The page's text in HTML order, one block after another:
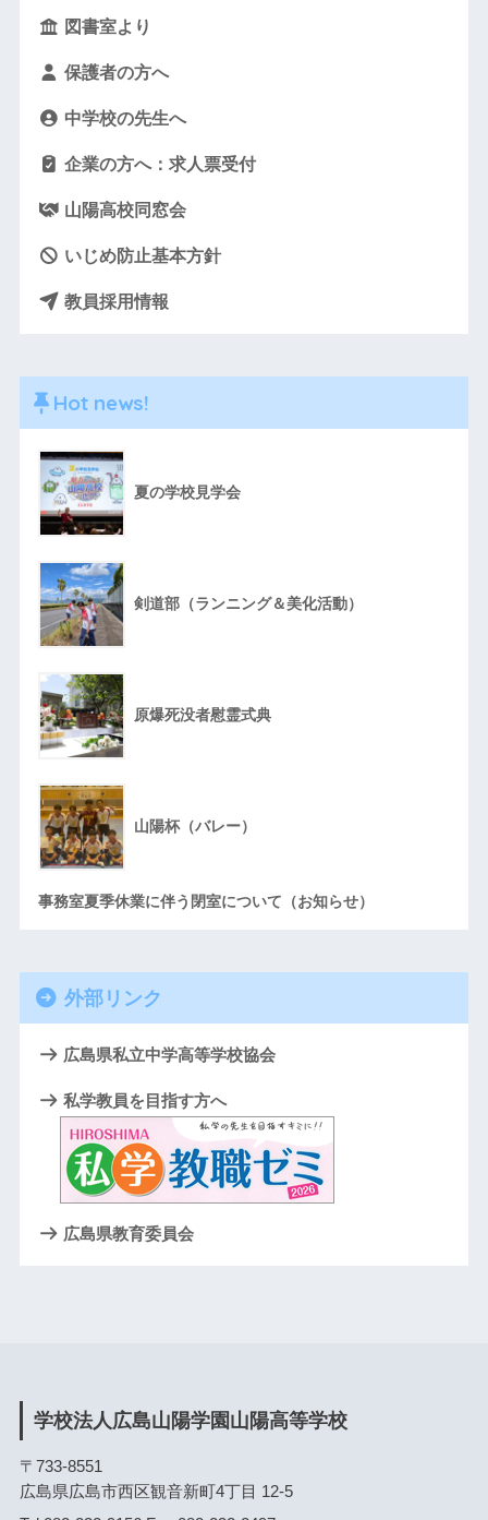
図書室より
保護者の方へ
中学校の先生へ
企業の方へ：求人票受付
山陽高校同窓会
いじめ防止基本方針
教員採用情報
Hot news!
夏の学校見学会
剣道部（ランニング＆美化活動）
原爆死没者慰霊式典
山陽杯（バレー）
事務室夏季休業に伴う閉室について（お知らせ）
外部リンク
広島県私立中学高等学校協会
私学教員を目指す方へ
広島県教育委員会
学校法人広島山陽学園山陽高等学校
〒733-8551
広島県広島市西区観音新町4丁目 12-5